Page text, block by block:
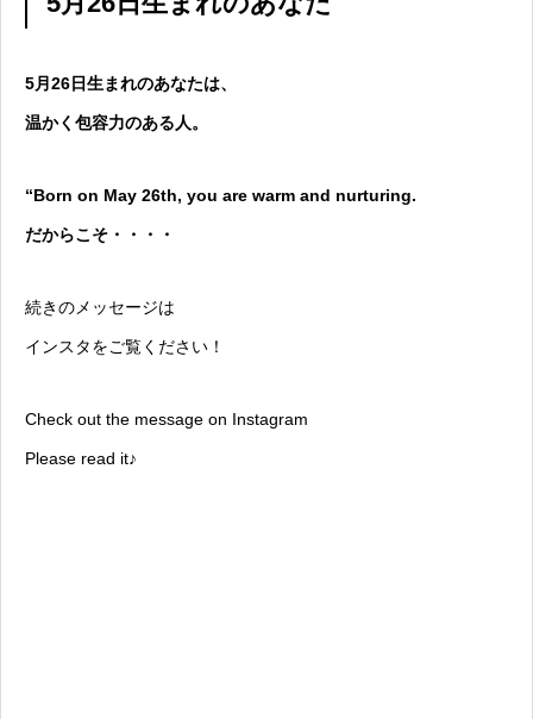
5月26日生まれのあなたは、
温かく包容力のある人。
“Born on May 26th, you are warm and nurturing.
だからこそ・・・・
続きのメッセージは
インスタをご覧ください！
Check out the message on Instagram
Please read it♪